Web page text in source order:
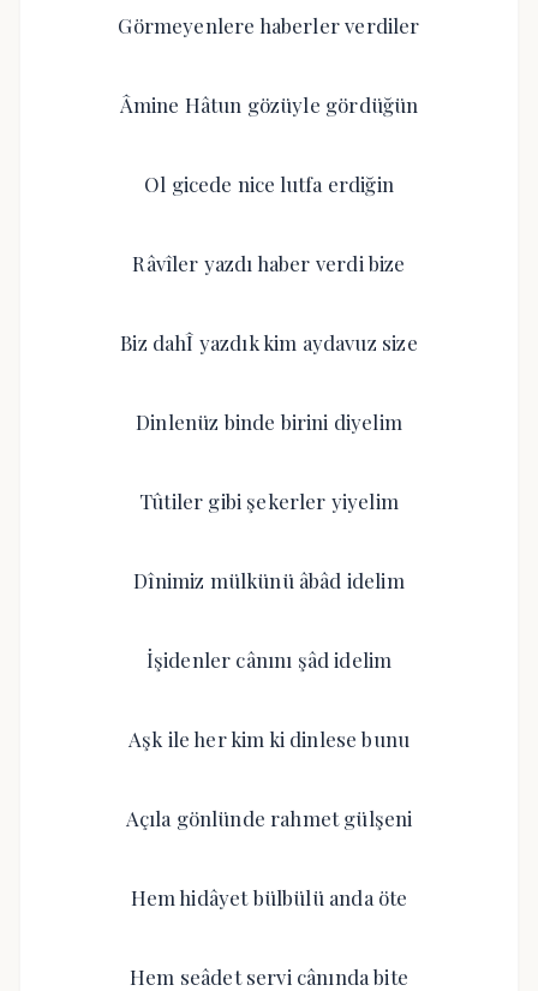
Görmeyenlere haberler verdiler
Âmine Hâtun gözüyle gördüğün
Ol gicede nice lutfa erdiğin
Râvîler yazdı haber verdi bize
Biz dahÎ yazdık kim aydavuz size
Dinlenüz binde birini diyelim
Tûtiler gibi şekerler yiyelim
Dînimiz mülkünü âbâd idelim
İşidenler cânını şâd idelim
Aşk ile her kim ki dinlese bunu
Açıla gönlünde rahmet gülşeni
Hem hidâyet bülbülü anda öte
Hem seâdet servi cânında bite